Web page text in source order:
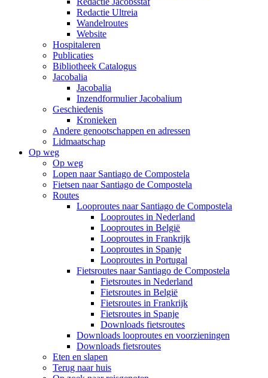
Redactie Ultreia
Wandelroutes
Website
Hospitaleren
Publicaties
Bibliotheek Catalogus
Jacobalia
Jacobalia
Inzendformulier Jacobalium
Geschiedenis
Kronieken
Andere genootschappen en adressen
Lidmaatschap
Op weg
Op weg
Lopen naar Santiago de Compostela
Fietsen naar Santiago de Compostela
Routes
Looproutes naar Santiago de Compostela
Looproutes in Nederland
Looproutes in België
Looproutes in Frankrijk
Looproutes in Spanje
Looproutes in Portugal
Fietsroutes naar Santiago de Compostela
Fietsroutes in Nederland
Fietsroutes in België
Fietsroutes in Frankrijk
Fietsroutes in Spanje
Downloads fietsroutes
Downloads looproutes en voorzieningen
Downloads fietsroutes
Eten en slapen
Terug naar huis